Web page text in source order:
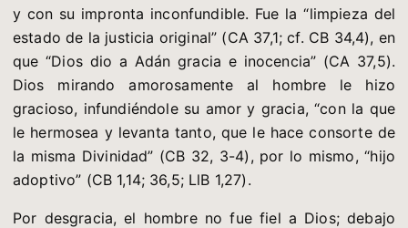
y con su impronta inconfundible. Fue la “limpieza del
estado de la justicia original” (CA 37,1; cf. CB 34,4), en
que “Dios dio a Adán gracia e inocencia” (CA 37,5).
Dios mirando amorosamente al hombre le hizo
gracioso, infundiéndole su amor y gracia, “con la que
le hermosea y levanta tanto, que le hace consorte de
la misma Divinidad” (CB 32, 3-4), por lo mismo, “hijo
adoptivo” (CB 1,14; 36,5; LlB 1,27).
Por desgracia, el hombre no fue fiel a Dios; debajo